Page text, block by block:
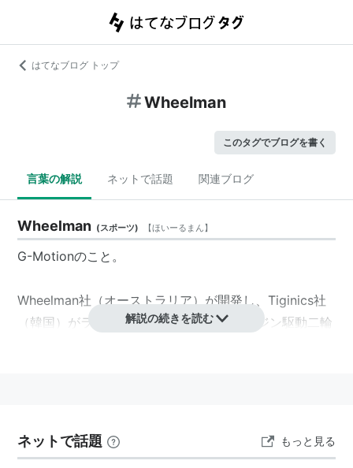
はてなブログ トップ
Wheelman
このタグでブログを書く
言葉の解説 ネットで話題 関連ブログ
Wheelman (スポーツ) 【ほいーるまん】
G-Motionのこと。
Wheelman社（オーストラリア）が開発し、Tiginics社
（韓国）がライセンス生産している、エンジン駆動二輪
縦形態の乗り物。
形状と乗車姿勢から「バイクとスケボーの中間に位置す
解説の続きを読む
ネットで話題 もっと見る